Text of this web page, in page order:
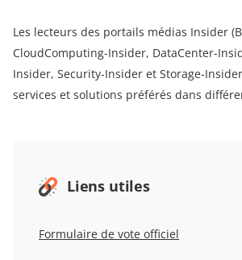
Les lecteurs des portails médias Insider
CloudComputing-Insider, DataCenter-
Insider, Security-Insider et Storage-
services et solutions préférés dans
Liens utiles
Formulaire de vote officiel